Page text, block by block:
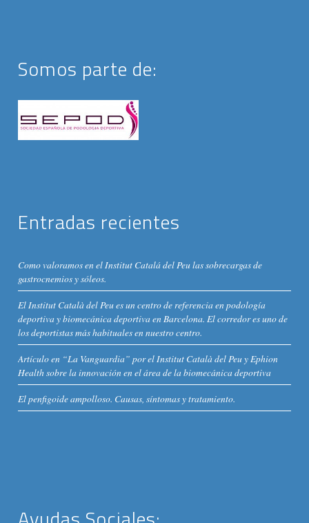
Somos parte de:
Entradas recientes
Como valoramos en el Institut Catalá del Peu las sobrecargas de
gastrocnemios y sóleos.
El Institut Català del Peu es un centro de referencia en podología
deportiva y biomecánica deportiva en Barcelona. El corredor es uno de
los deportistas más habituales en nuestro centro.
Artículo en “La Vanguardia” por el Institut Català del Peu y Ephion
Health sobre la innovación en el área de la biomecánica deportiva
El penfigoide ampolloso. Causas, síntomas y tratamiento.